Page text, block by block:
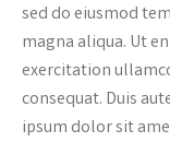
sed do eiusmod
magna aliqua. Ut
exercitation
consequat. Duis
ipsum dolor sit